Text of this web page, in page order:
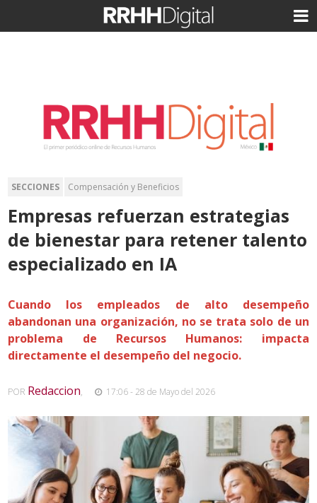
SECCIONES Compensación y Beneficios
Empresas refuerzan estrategias
de bienestar para retener talento
especializado en IA
Cuando los empleados de alto desempeño
abandonan una organización, no se trata solo de un
problema de Recursos Humanos: impacta
directamente el desempeño del negocio.
POR Redaccion, 17:06 - 28 de Mayo del 2026